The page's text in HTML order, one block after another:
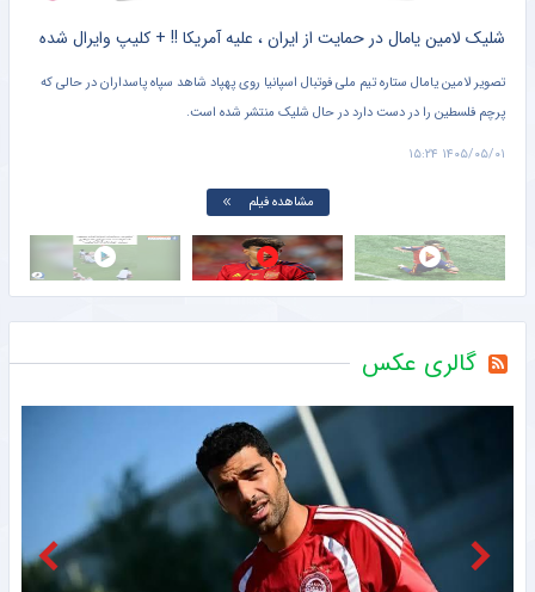
شلیک لامین یامال در حمایت از ایران ، علیه آمریکا !! + کلیپ وایرال شده
تصویر لامین یامال ستاره تیم ملی فوتبال اسپانیا روی پهپاد شاهد سپاه پاسداران در حالی که
پرچم فلسطین را در دست دارد در حال شلیک منتشر شده است.
۱۴۰۵/۰۵/۰۱ ۱۵:۲۴
مشاهده فیلم
گالری عکس